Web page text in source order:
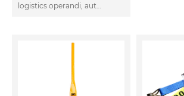
logistics operandi, aut
iniuriae lorum in onere
iniquum fit pro via citationis,
praecursoris ordinis, vel
magni
fundae ad
quomodo